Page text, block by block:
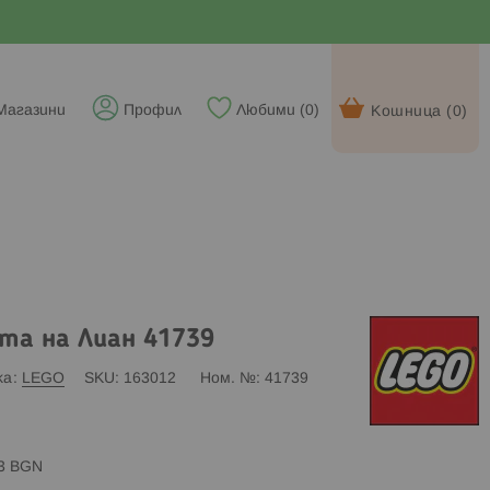
Кошница (0)
Любими (0)
Профил
на Лиан 41739
LEGO SKU 163012 Ном. № 41739
BGN